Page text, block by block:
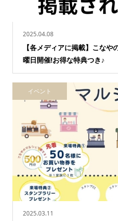
2025.04.08
【各メディアに掲載】こな
曜日開催!お得な特典つき♪
2025.03.11
イベント